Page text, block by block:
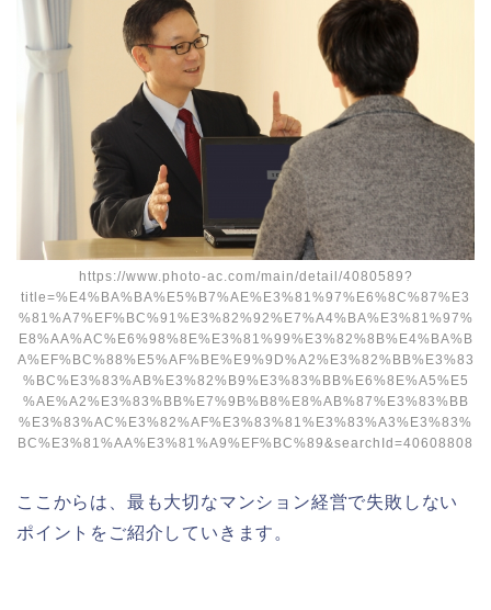
https://www.photo-ac.com/main/detail/4080589?
title=%E4%BA%BA%E5%B7%AE%E3%81%97%E6%8C%87%E3
%81%A7%EF%BC%91%E3%82%92%E7%A4%BA%E3%81%97%
E8%AA%AC%E6%98%8E%E3%81%99%E3%82%8B%E4%BA%B
A%EF%BC%88%E5%AF%BE%E9%9D%A2%E3%82%BB%E3%83
%BC%E3%83%AB%E3%82%B9%E3%83%BB%E6%8E%A5%E5
%AE%A2%E3%83%BB%E7%9B%B8%E8%AB%87%E3%83%BB
%E3%83%AC%E3%82%AF%E3%83%81%E3%83%A3%E3%83%
BC%E3%81%AA%E3%81%A9%EF%BC%89&searchId=40608808
ここからは、最も大切なマンション経営で失敗しない
ポイントをご紹介していきます。